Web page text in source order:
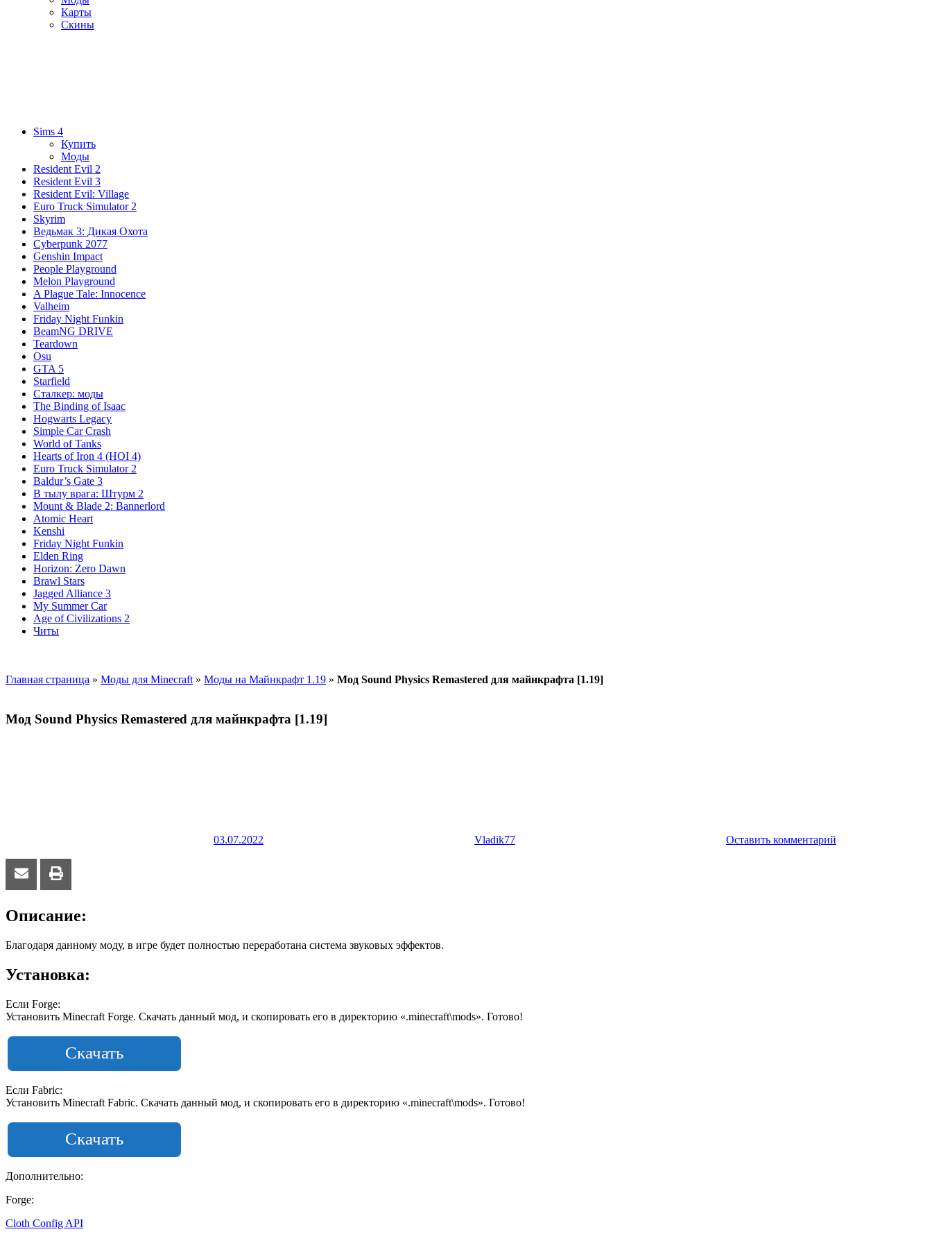
Карты
Скины
Sims 4
Купить
Моды
Resident Evil 2
Resident Evil 3
Resident Evil: Village
Euro Truck Simulator 2
Skyrim
Ведьмак 3: Дикая Охота
Cyberpunk 2077
Genshin Impact
People Playground
Melon Playground
A Plague Tale: Innocence
Valheim
Friday Night Funkin
BeamNG DRIVE
Teardown
Osu
GTA 5
Starfield
Сталкер: моды
The Binding of Isaac
Hogwarts Legacy
Simple Car Crash
World of Tanks
Hearts of Iron 4 (HOI 4)
Euro Truck Simulator 2
Baldur’s Gate 3
В тылу врага: Штурм 2
Mount & Blade 2: Bannerlord
Atomic Heart
Kenshi
Friday Night Funkin
Elden Ring
Horizon: Zero Dawn
Brawl Stars
Jagged Alliance 3
My Summer Car
Age of Civilizations 2
Читы
Главная страница » Моды для Minecraft » Моды на Майнкрафт 1.19 » Мод Sound Physics Remastered для майнкрафта [1.19]
Мод Sound Physics Remastered для майнкрафта [1.19]
03.07.2022 Vladik77 Оставить комментарий
Описание:
Благодаря данному моду, в игре будет полностью переработана система звуковых эффектов.
Установка:
Если Forge:
Установить Minecraft Forge. Скачать данный мод, и скопировать его в директорию «.minecraft\mods». Готово!
Скачать
Если Fabric:
Установить Minecraft Fabric. Скачать данный мод, и скопировать его в директорию «.minecraft\mods». Готово!
Скачать
Дополнительно:
Forge:
Cloth Config API